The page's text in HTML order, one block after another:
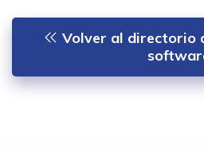
Volver al directorio